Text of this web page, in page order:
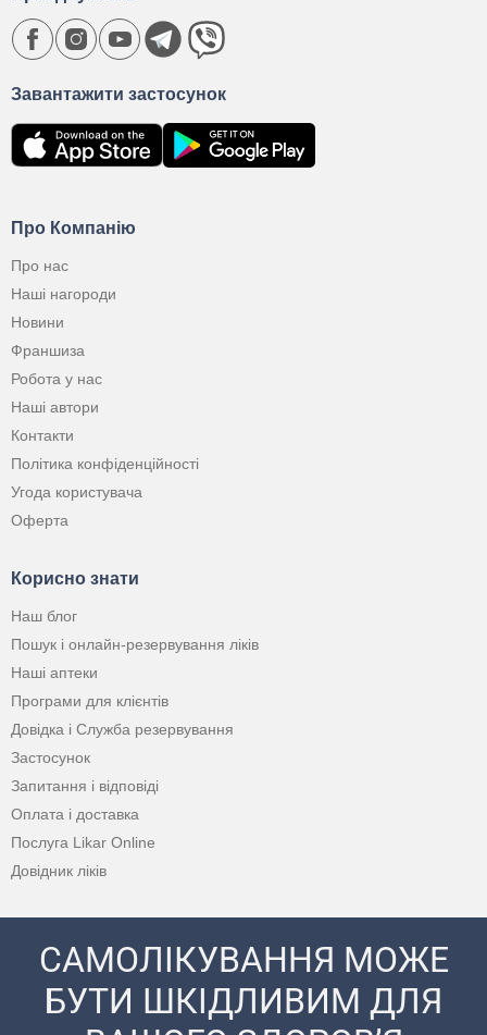
Про Компанію
Про нас
Наші нагороди
Новини
Франшиза
Робота у нас
Наші автори
Контакти
Політика конфіденційності
Угода користувача
Оферта
Корисно знати
Наш блог
Пошук і онлайн-резервування ліків
Наші аптеки
Програми для клієнтів
Довідка і Служба резервування
Застосунок
Запитання і відповіді
Оплата і доставка
Послуга Likar Online
Довідник ліків
Завантажити застосунок
САМОЛІКУВАННЯ МОЖЕ
БУТИ ШКІДЛИВИМ ДЛЯ